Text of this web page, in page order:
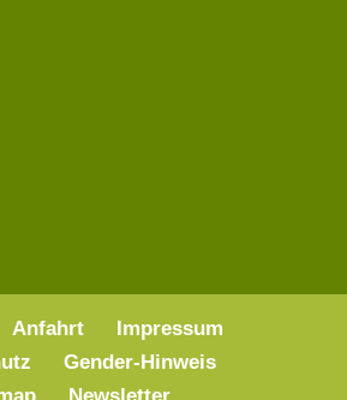
Anfahrt
Impressum
Gender-Hinweis